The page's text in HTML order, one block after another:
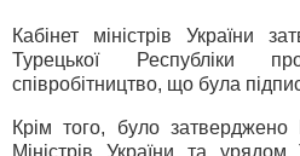
Кабінет міністрів України
Турецької Республіки
співробітництво, що була
Крім того, було затверджено